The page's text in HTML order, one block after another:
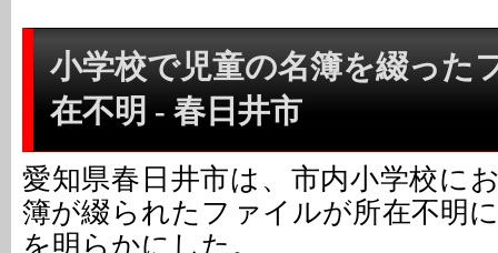
小学校で児童の名簿を綴った
在不明 - 春日井市
愛知県春日井市は、市内小学校に
簿が綴られたファイルが所在不明
を明らかにした。